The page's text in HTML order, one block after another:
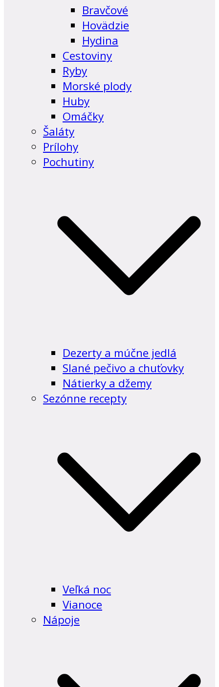
Bravčové
Hovädzie
Hydina
Cestoviny
Ryby
Morské plody
Huby
Omáčky
Šaláty
Prílohy
Pochutiny
Dezerty a múčne jedlá
Slané pečivo a chuťovky
Nátierky a džemy
Sezónne recepty
Veľká noc
Vianoce
Nápoje